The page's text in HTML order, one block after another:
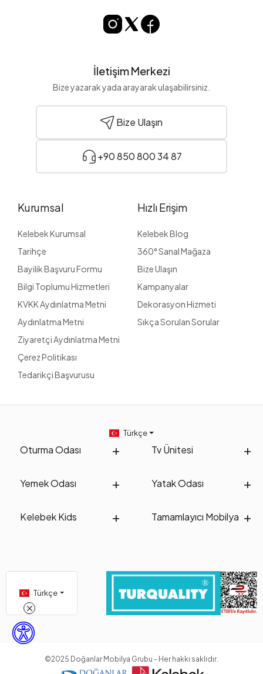
İletişim Merkezi
Bize yazarak yada arayarak ulaşabilirsiniz.
Bize Ulaşın
+90 850 800 34 87
Kurumsal
Kelebek Kurumsal
Tarihçe
Bayilik Başvuru Formu
Bilgi Toplumu Hizmetleri
KVKK Aydınlatma Metni
Aydınlatma Metni
Ziyaretçi Aydınlatma Metni
Çerez Politikası
Tedarikçi Başvurusu
Hızlı Erişim
Kelebek Blog
360° Sanal Mağaza
Bize Ulaşın
Kampanyalar
Dekorasyon Hizmeti
Sıkça Sorulan Sorular
Oturma Odası Tv Ünitesi
Yemek Odası Yatak Odası
Kelebek Kids Tamamlayıcı Mobilya
Türkçe
Türkçe
©2025 Doğanlar Mobilya Grubu - Her hakkı saklıdır.